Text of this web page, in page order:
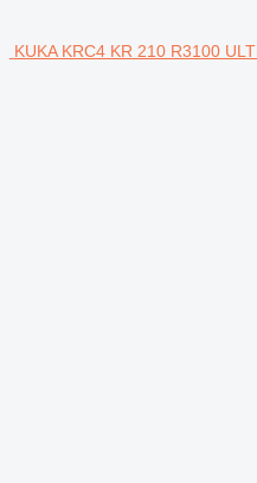
KUKA KRC4 KR 210 R3100